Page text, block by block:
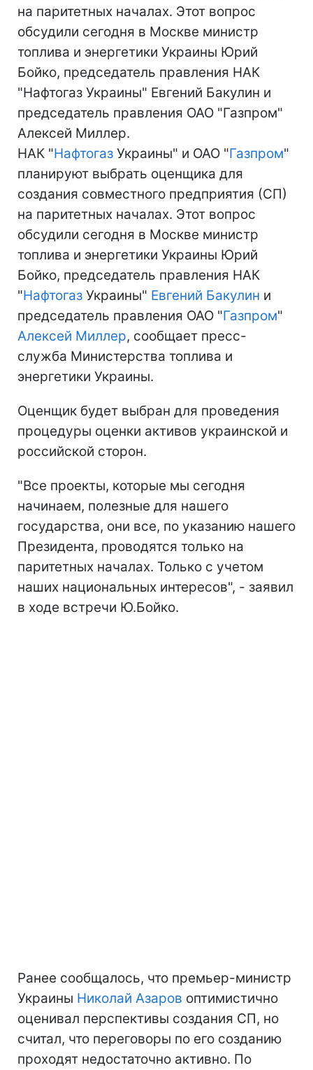
на паритетных началах. Этот вопрос
обсудили сегодня в Москве министр
топлива и энергетики Украины Юрий
Бойко, председатель правления НАК
"Нафтогаз Украины" Евгений Бакулин и
председатель правления ОАО "Газпром"
Алексей Миллер.
НАК "Нафтогаз Украины" и ОАО "Газпром"
планируют выбрать оценщика для
создания совместного предприятия (СП)
на паритетных началах. Этот вопрос
обсудили сегодня в Москве министр
топлива и энергетики Украины Юрий
Бойко, председатель правления НАК
"Нафтогаз Украины" Евгений Бакулин и
председатель правления ОАО "Газпром"
Алексей Миллер, сообщает пресс-
служба Министерства топлива и
энергетики Украины.
Оценщик будет выбран для проведения
процедуры оценки активов украинской и
российской сторон.
"Все проекты, которые мы сегодня
начинаем, полезные для нашего
государства, они все, по указанию нашего
Президента, проводятся только на
паритетных началах. Только с учетом
наших национальных интересов", - заявил
в ходе встречи Ю.Бойко.
Ранее сообщалось, что премьер-министр
Украины Николай Азаров оптимистично
оценивал перспективы создания СП, но
считал, что переговоры по его созданию
проходят недостаточно активно. По